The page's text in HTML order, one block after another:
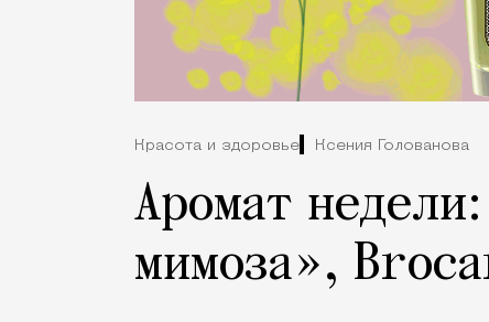
Красота и здоровье Ксения Голованова
Аромат
мимоза»,